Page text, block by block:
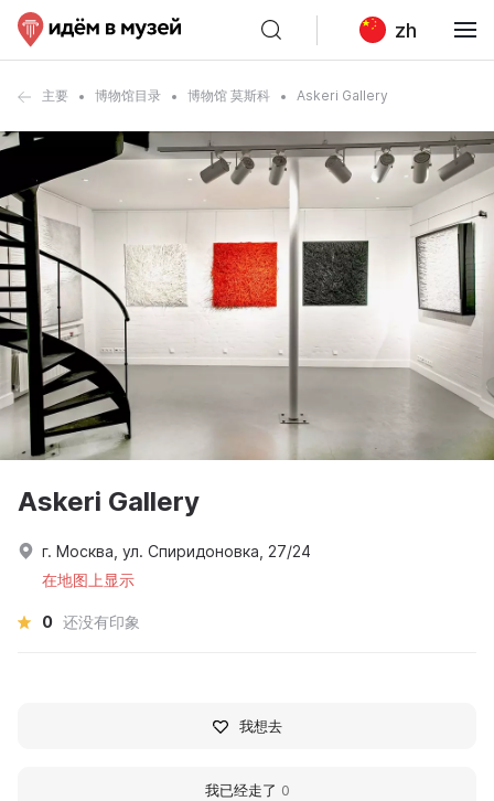
zh
主要 博物馆目录 博物馆 莫斯科 Askeri Gallery
Askeri Gallery
г. Москва, ул. Спиридоновка, 27/24
在地图上显示
0 还没有印象
我想去
我已经走了 0